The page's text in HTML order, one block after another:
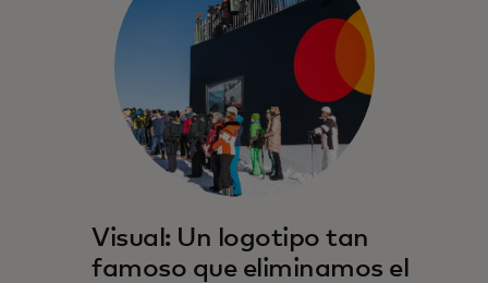
Visual: Un logotipo tan
famoso que eliminamos el